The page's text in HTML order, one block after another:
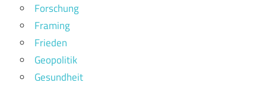
Forschung
Framing
Frieden
Geopolitik
Gesundheit